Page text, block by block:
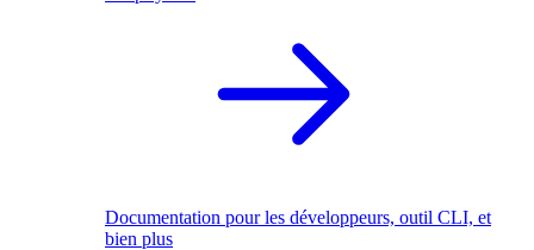
Documentation pour les développeurs, outil CLI, et
bien plus